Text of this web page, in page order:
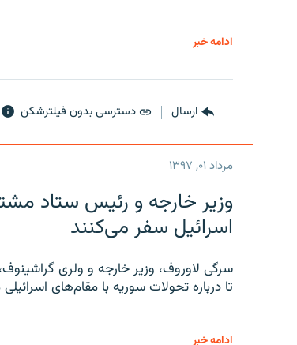
ادامه خبر
ارسال دسترسی بدون فیلترشکن
مرداد ۰۱, ۱۳۹۷
وزیر خارجه و رئیس‌ ستاد
اسرائیل سفر می‌کنند
سرگی لاوروف، وزیر خارجه و ولری
تا درباره تحولات سوریه با مقام‌های
ادامه خبر